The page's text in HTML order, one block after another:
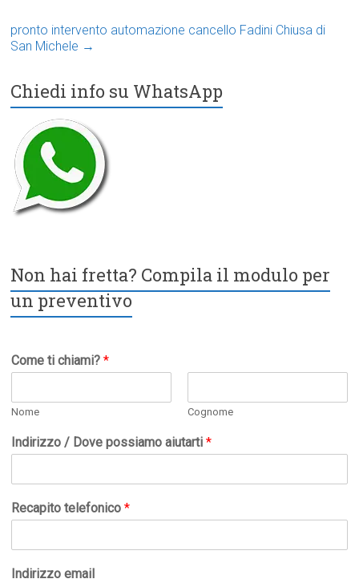
pronto intervento automazione cancello Fadini Chiusa di
San Michele →
Chiedi info su WhatsApp
Non hai fretta? Compila il modulo per
un preventivo
Come ti chiami?*
Nome Cognome
Indirizzo / Dove possiamo aiutarti*
Recapito telefonico*
Indirizzo email